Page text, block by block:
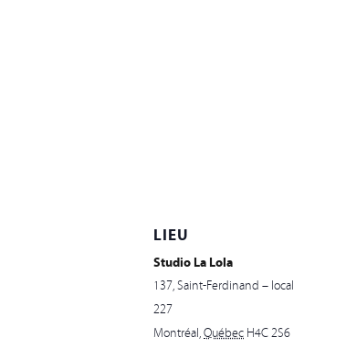
LIEU
Studio La Lola
137, Saint-Ferdinand – local
227
Montréal,Québec H4C 2S6